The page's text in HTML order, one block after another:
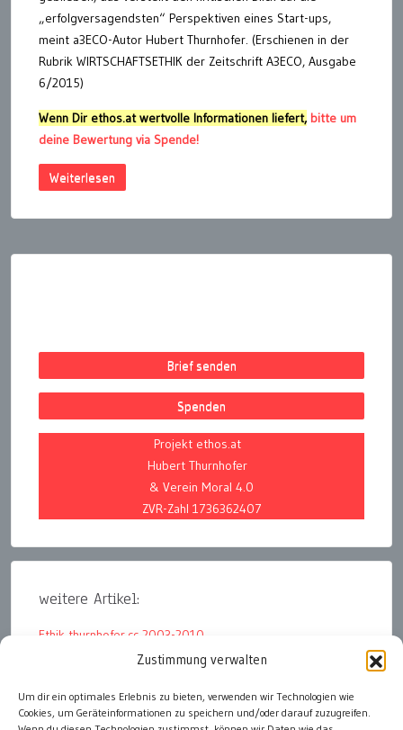
Zustimmung verwalten
Um dir ein optimales Erlebnis zu bieten, verwenden wir Technologien wie
Cookies, um Geräteinformationen zu speichern und/oder darauf zuzugreifen.
„erfolgversagendsten“ Perspektiven eines Start-ups,
meint a3ECO-Autor Hubert Thurnhofer. (Erschienen in der
Rubrik WIRTSCHAFTSETHIK der Zeitschrift A3ECO, Ausgabe
6/2015)
Wenn Dir ethos.at wertvolle Informationen liefert, bitte um
deine Bewertung via Spende!
Weiterlesen
der
Brief senden
Spenden
Projekt ethos.at
Hubert Thurnhofer
& Verein Moral 4.0
ZVR-Zahl 1736362407
weitere Artikel:
Ethik thurnhofer.cc 2003-2010
Wirtschaftsethik 2018 ethik-heute.org
Wirtschaftsethik 2015 – 2017 A3ECO